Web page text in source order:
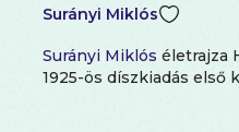
Surányi Miklós
Surányi Miklós életrajza
1925-ös díszkiadás első